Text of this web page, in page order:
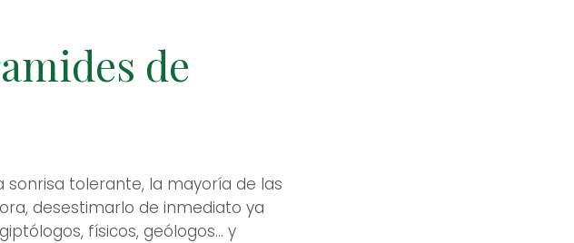
de
sonrisa tolerante, la mayoría de las
desestimarlo de inmediato ya
físicos, geólogos... y